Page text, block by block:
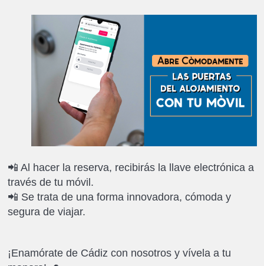
📲 Al hacer la reserva, recibirás la llave electrónica a
través de tu móvil.
📲 Se trata de una forma innovadora, cómoda y
segura de viajar.
¡Enamórate de Cádiz con nosotros y vívela a tu